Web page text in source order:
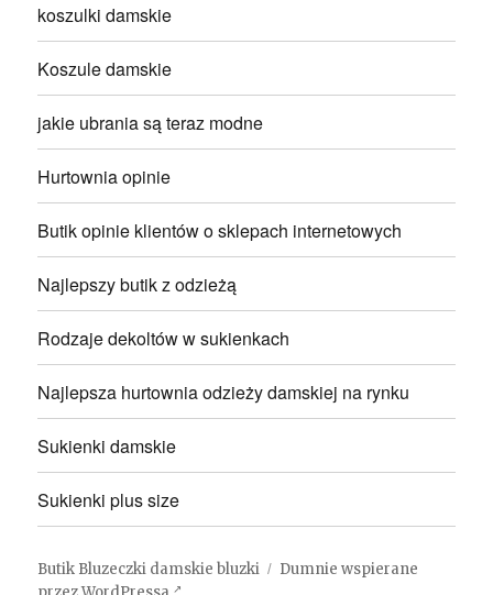
koszulki damskie
Koszule damskie
jakie ubrania są teraz modne
Hurtownia opinie
Butik opinie klientów o sklepach internetowych
Najlepszy butik z odzieżą
Rodzaje dekoltów w sukienkach
Najlepsza hurtownia odzieży damskiej na rynku
Sukienki damskie
Sukienki plus size
Butik Bluzeczki damskie bluzki
Dumnie wspierane